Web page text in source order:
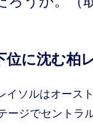
位に沈む柏
ソルはオース
ージでセントラ